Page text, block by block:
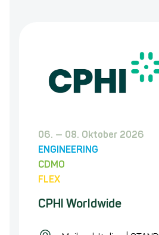
06. — 08. Oktober 2026
ENGINEERING
,CDMO
und
FLEX
CPHI Worldwide